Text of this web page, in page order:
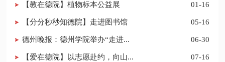
【教在德院】植物标本公益展 01-16
【分分秒秒知德院】走进图书馆 05-16
德州晚报：德州学院举办“走进... 06-30
【爱在德院】以志愿赴约，向山... 07-16